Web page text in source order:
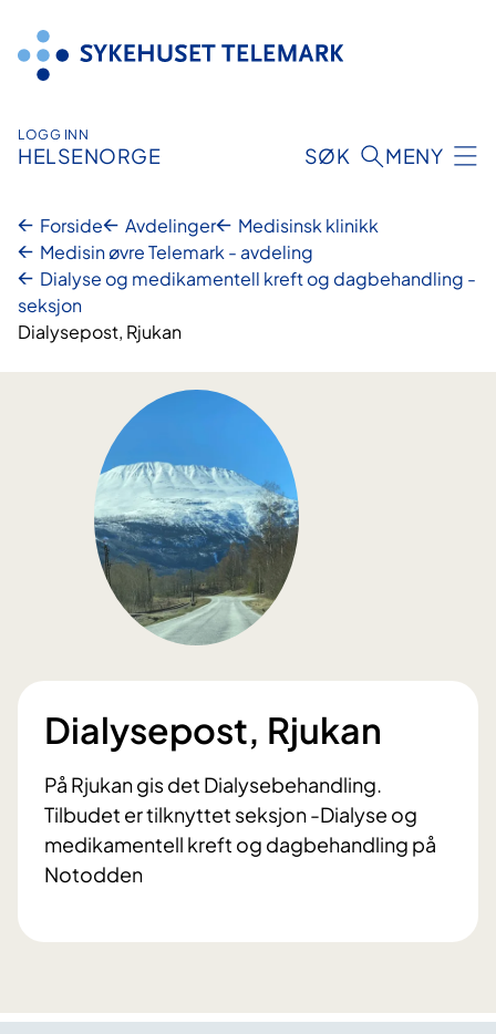
innhold
LOGG INN
HELSENORGE SØK MENY
Forside Avdelinger
Medisinsk klinikk
Medisin øvre Telemark - avdeling
Dialyse og medikamentell kreft og dagbehandling -
seksjon
Dialysepost, Rjukan
Dialysepost, Rjukan
På Rjukan gis det Dialysebehandling.
Tilbudet er tilknyttet seksjon -Dialyse og
medikamentell kreft og dagbehandling på
Notodden